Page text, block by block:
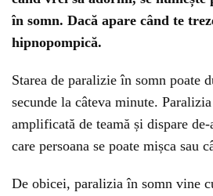
în somn. Dacă apare când te
hipnopompică.
Starea de paralizie în somn poate
secunde la câteva minute.
amplificată de teamă și dispare
care persoana se poate mișca sau
De obicei, paralizia în somn vine